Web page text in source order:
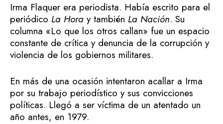
Irma Flaquer era periodista. Había escrito para el
periódico La Hora y también La Nación. Su
columna «Lo que los otros callan» fue un espacio
constante de crítica y denuncia de la corrupción y
violencia de los gobiernos militares.
En más de una ocasión intentaron acallar a Irma
por su trabajo periodístico y sus convicciones
políticas. Llegó a ser víctima de un atentado un
año antes, en 1979.